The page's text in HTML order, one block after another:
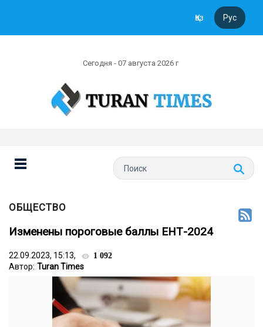
Қаз Рус
Сегодня - 07 августа 2026 г
ОБЩЕСТВО
Изменены пороговые баллы ЕНТ-2024
22.09.2023, 15:13, 1 092
Автор: Turan Times